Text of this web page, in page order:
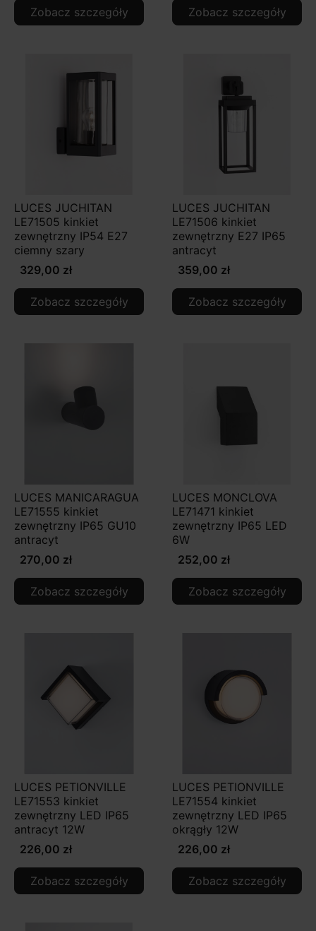
Zobacz szczegóły Zobacz szczegóły
LUCES JUCHITAN
LE71505 kinkiet
zewnętrzny IP54 E27
ciemny szary
329,00 zł
Zobacz szczegóły
LUCES JUCHITAN
LE71506 kinkiet
zewnętrzny E27 IP65
antracyt
359,00 zł
Zobacz szczegóły
LUCES MANICARAGUA
LE71555 kinkiet
zewnętrzny IP65 GU10
antracyt
270,00 zł
Zobacz szczegóły
LUCES MONCLOVA
LE71471 kinkiet
zewnętrzny IP65 LED
6W
252,00 zł
Zobacz szczegóły
LUCES PETIONVILLE
LE71553 kinkiet
zewnętrzny LED IP65
antracyt 12W
226,00 zł
Zobacz szczegóły
LUCES PETIONVILLE
LE71554 kinkiet
zewnętrzny LED IP65
okrągły 12W
226,00 zł
Zobacz szczegóły